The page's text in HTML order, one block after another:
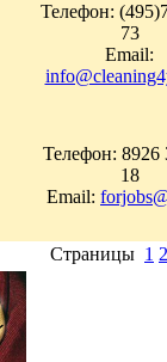
Телефон:
73
Email:
Телефон: 8926
18
Email:
Страницы 1 2